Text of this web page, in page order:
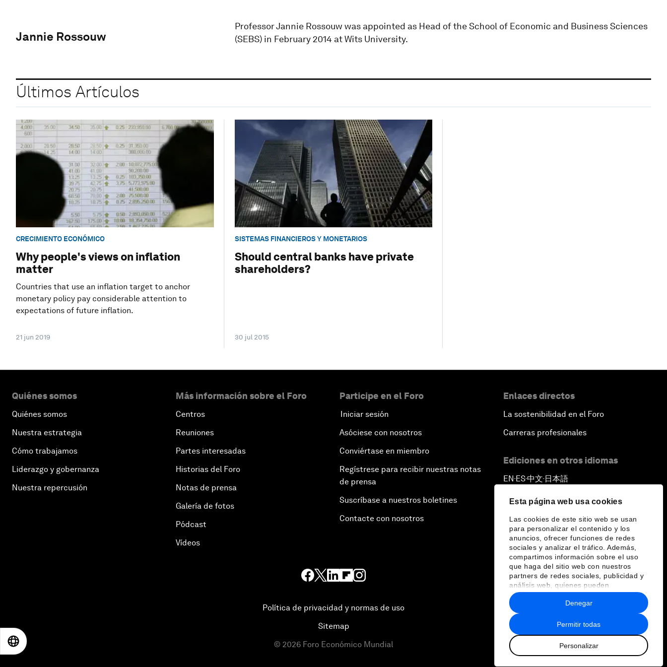
Esta página web usa cookies
Las cookies de este sitio web se usan
para personalizar el contenido y los
anuncios, ofrecer funciones de redes
sociales y analizar el tráfico. Además,
compartimos información sobre el uso
que haga del sitio web con nuestros
partners de redes sociales, publicidad y
análisis web, quienes pueden
combinarla con otra información que les
haya proporcionado o que hayan
recopilado a partir del uso que haya
hecho de sus servicios.
Permitir todas
Personalizar
Denegar
Jannie Rossouw
Professor Jannie Rossouw was appointed as Head of the School of Economic and Business Sciences
(SEBS) in February 2014 at Wits University.
Últimos Artículos
CRECIMIENTO ECONÓMICO
Why people's views on inflation
matter
Countries that use an inflation target to anchor
monetary policy pay considerable attention to
expectations of future inflation.
21 jun 2019
SISTEMAS FINANCIEROS Y MONETARIOS
Should central banks have private
shareholders?
30 jul 2015
Quiénes somos
Quiénes somos
Nuestra estrategia
Cómo trabajamos
Liderazgo y gobernanza
Nuestra repercusión
Más información sobre el Foro
Centros
Reuniones
Partes interesadas
Historias del Foro
Notas de prensa
Galería de fotos
Pódcast
Vídeos
Participe en el Foro
Iniciar sesión
Asóciese con nosotros
Conviértase en miembro
Regístrese para recibir nuestras notas
de prensa
Suscríbase a nuestros boletines
Contacte con nosotros
Enlaces directos
La sostenibilidad en el Foro
Carreras profesionales
Ediciones en otros idiomas
EN ▪ ES▪中文▪ 日本語
Política de privacidad y normas de uso
Sitemap
© 2026 Foro Económico Mundial